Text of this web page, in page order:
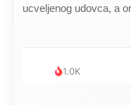
ucveljenog udovca, a
1.0K